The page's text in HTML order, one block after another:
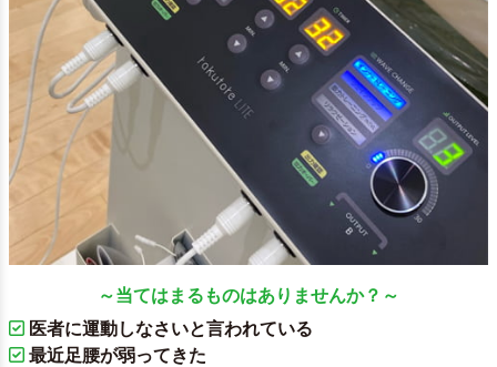
～当てはまるものはありませんか？～
医者に運動しなさいと言われている
最近足腰が弱ってきた